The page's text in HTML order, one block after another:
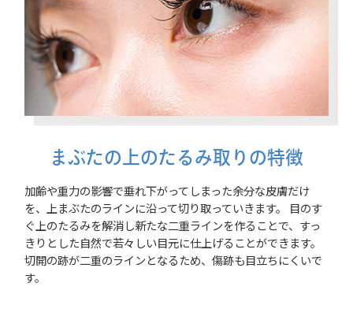
まぶたの上のたるみ取りの特徴
加齢や重力の影響で垂れ下がってしまった余分な皮膚だけ
を、上まぶたのラインに沿って切り取っていきます。 目のす
ぐ上のたるみを解消し新たな二重ラインを作ることで、すっ
きりとした自然で若々しい目元に仕上げることができます。
切開の跡が二重のラインとなるため、傷跡も目立ちにくいで
す。